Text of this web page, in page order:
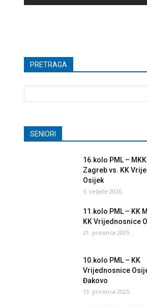
PRETRAGA
SENIORI
16.kolo PML –
Zagreb vs. KK
Osijek
5. veljače 2026.
11.kolo PML – KK
KK Vrijednosnice
21. prosinca 2025.
10.kolo PML – KK
Vrijednosnice
Đakovo
13. prosinca 2025.